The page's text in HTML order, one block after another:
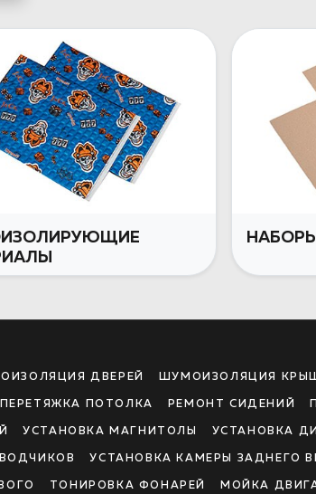
ДВЕРЕЙ ШУМОИЗОЛЯЦИЯ
ПЕРЕТЯЖКА ПОТОЛКА РЕМОНТ СИДЕНИЙ
УСТАНОВКА МАГНИТОЛЫ УСТАНОВКА
УСТАНОВКА КАМЕРЫ ЗАДНЕГО
ТОНИРОВКА ФОНАРЕЙ МОЙКА